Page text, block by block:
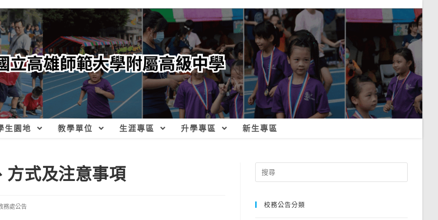
生園地 教學單位 生涯專區 升學專區 新生專區
方式及注意事項
務處公告
Search
for:
校務公告分類